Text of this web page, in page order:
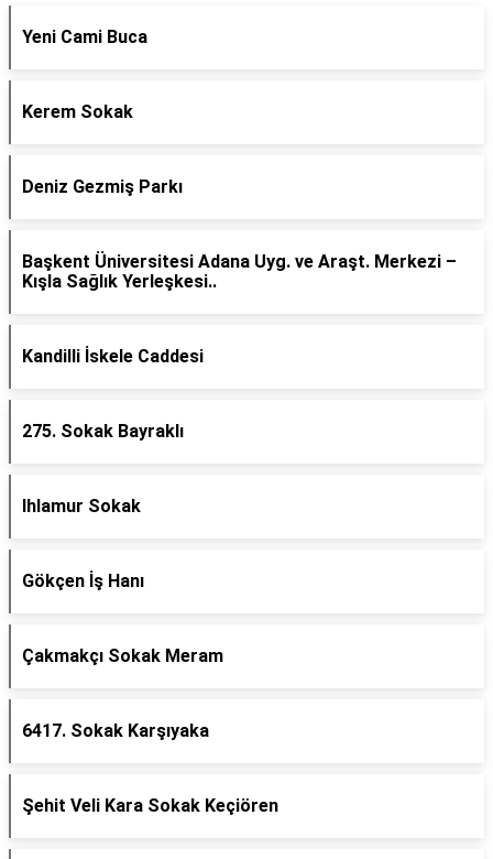
Yeni Cami Buca
Kerem Sokak
Deniz Gezmiş Parkı
Başkent Üniversitesi Adana Uyg. ve Araşt. Merkezi –
Kışla Sağlık Yerleşkesi..
Kandilli İskele Caddesi
275. Sokak Bayraklı
Ihlamur Sokak
Gökçen İş Hanı
Çakmakçı Sokak Meram
6417. Sokak Karşıyaka
Şehit Veli Kara Sokak Keçiören